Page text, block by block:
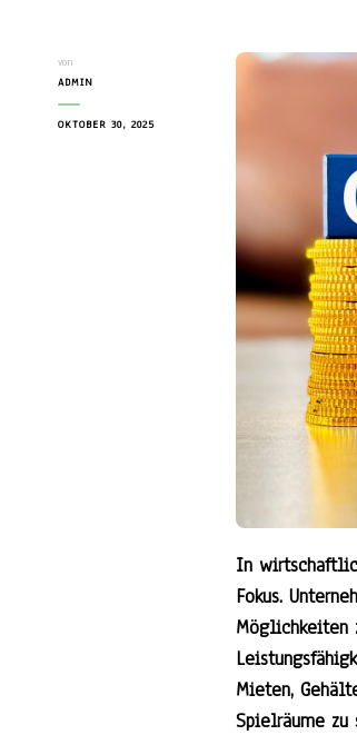
von
ADMIN
OKTOBER 30, 2025
In
Fokus.
Möglichkeiten
Mieten,
Spielräume